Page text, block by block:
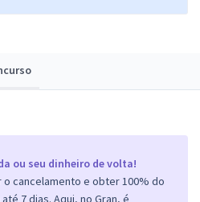
ou seu dinheiro de volta!
cancelamento e obter 100% do
7 dias. Aqui, no Gran, é